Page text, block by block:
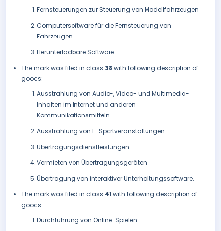
Fernsteuerungen zur Steuerung von Modellfahrzeugen
Computersoftware für die Fernsteuerung von
Fahrzeugen
Herunterladbare Software.
The mark was filed in class 38 with following description of
goods:
Ausstrahlung von Audio-, Video- und Multimedia-
Inhalten im Internet und anderen
Kommunikationsmitteln
Ausstrahlung von E-Sportveranstaltungen
Übertragungsdienstleistungen
Vermieten von Übertragungsgeräten
Übertragung von interaktiver Unterhaltungssoftware.
The mark was filed in class 41 with following description of
goods:
Durchführung von Online-Spielen